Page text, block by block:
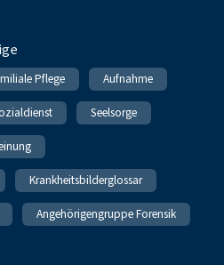
Pflege Aufnahme
Seelsorge
Krankheitsbilderglossar
Angehörigengruppe Forensik